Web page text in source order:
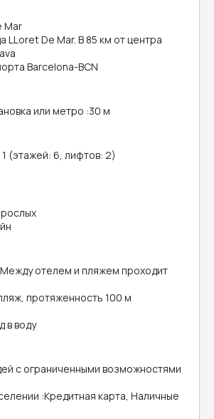
Mar
LLoret De Mar. В 85 км от центра
Barcelona-BCN
или метро :30 м
(этажей: 6, лифтов: 2)
отелем и пляжем проходит
протяженность 100 м
в воду
с ограниченными возможностями
:Кредитная карта, Наличные